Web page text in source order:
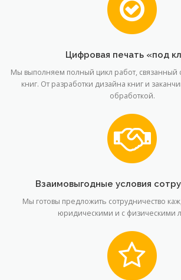
Цифровая печать «под
Мы выполняем полный цикл работ, связанный
книг. От разработки дизайна книг и
обработкой.
Взаимовыгодные условия
Мы готовы предложить сотрудничество
юридическими и с физическими